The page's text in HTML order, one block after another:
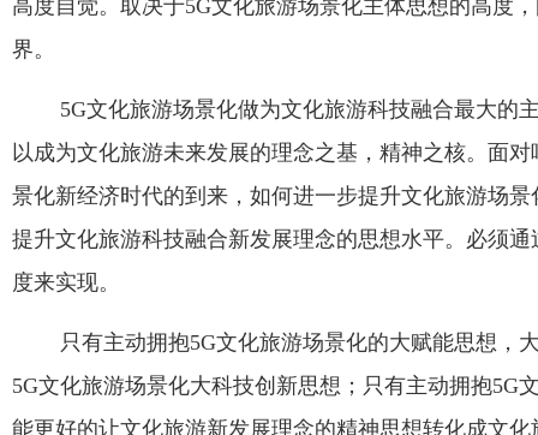
高度自觉。取决于5G文化旅游场景化主体思想的高度
界。
5G文化旅游场景化做为文化旅游科技融合最大的
以成为文化旅游未来发展的理念之基，精神之核。面对
景化新经济时代的到来，如何进一步提升文化旅游场
提升文化旅游科技融合新发展理念的思想水平。必须
度来实现。
只有主动拥抱5G文化旅游场景化的大赋能思想，
5G文化旅游场景化大科技创新思想；只有主动拥抱5G
能更好的让文化旅游新发展理念的精神思想转化成文